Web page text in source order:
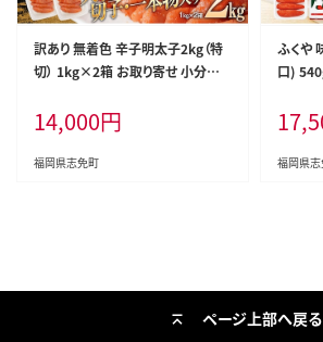
訳あり 無着色 辛子明太子2kg（特
切） 1kg×2箱 お取り寄せ 小分け
んたいこ お取り寄せグルメ 博多 福
岡 お土産 ギフト 海鮮 業務用 たっ
ぷり HACCP認定
14,000円
福岡県志免町
ふくや
口)
福岡県
ページ上部へ戻る